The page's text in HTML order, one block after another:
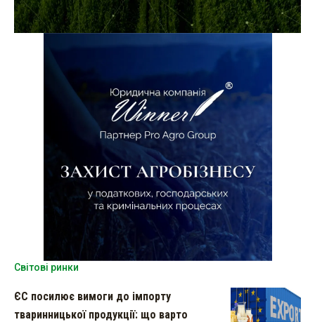
Світові ринки
ЄС посилює вимоги до імпорту
тваринницької продукції: що варто